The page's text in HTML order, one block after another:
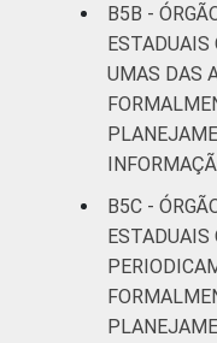
B5B -
ESTADUAIS
UMAS DAS
B5C -
ESTADUAIS